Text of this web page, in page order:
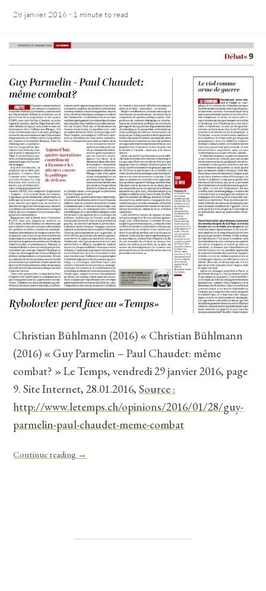
28 janvier 2016 · 1 minute to read
Christian Bühlmann (2016) « Christian Bühlmann
(2016) « Guy Parmelin – Paul Chaudet: même
combat? » Le Temps, vendredi 29 janvier 2016, page
9. Site Internet, 28.01.2016,Source :
http://www.letemps.ch/opinions/2016/01/28/guy-
parmelin-paul-chaudet-meme-combat
Continue reading →